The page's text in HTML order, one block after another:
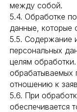
между собой.
5.4. Обработке
данные, которые
5.5. Содержание
персональных
целям
обрабатываемых
отношению к
5.6. При
обеспечивается